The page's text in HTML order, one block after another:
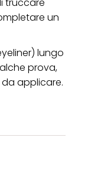
un
lungo
prova,
applicare.